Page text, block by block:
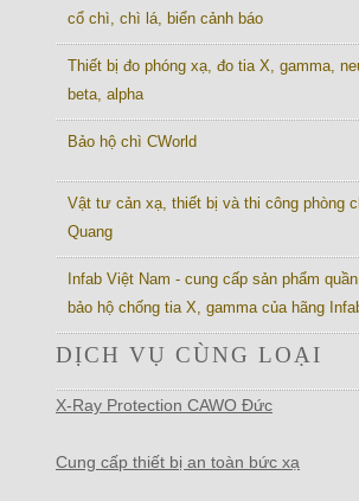
cổ chì, chì lá, biển cảnh báo
Thiết bị đo phóng xạ, đo tia X, gamma,
beta, alpha
Bảo hộ chì CWorld
Vật tư cản xạ, thiết bị và thi công phòng
Quang
Infab Việt Nam - cung cấp sản phẩm
bảo hộ chống tia X, gamma của hãng
DỊCH VỤ CÙNG LOẠI
X-Ray Protection CAWO Đức
Cung cấp thiết bị an toàn bức xạ